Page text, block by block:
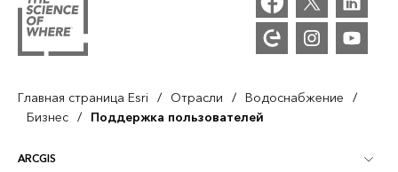
Главная страница Esri / Отрасли / Водоснабжение /
Бизнес / Поддержка пользователей
ARCGIS